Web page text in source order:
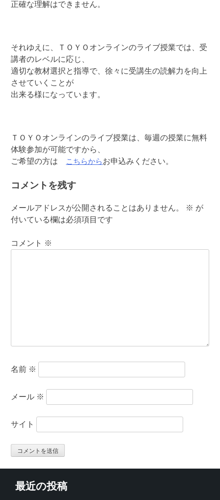
正確な理解はできません。
それゆえに、ＴＯＹＯオンラインのライブ授業では、受
講者のレベルに応じ、
適切な教材選択と指導で、徐々に受講生の読解力を向上
させていくことが
出来る様になっています。
ＴＯＹＯオンラインのライブ授業は、毎週の授業に無料
体験参加が可能ですから、
ご希望の方は
こちらからお申込みください。
コメントを残す
メールアドレスが公開されることはありません。 ※ が
付いている欄は必須項目です
コメント ※
名前 ※
メール ※
サイト
最近の投稿